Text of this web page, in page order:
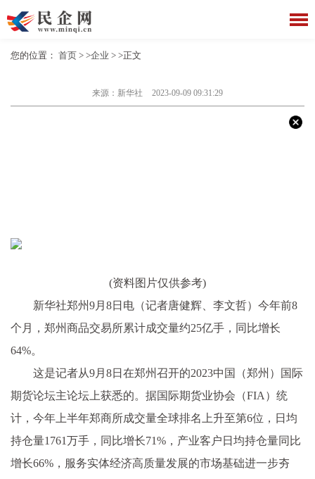
您的位置： 首页 > >企业 > >正文
来源：新华社 2023-09-09 09:31:29
(资料图片仅供参考)
新华社郑州9月8日电（记者唐健辉、李文哲）今年前8
个月，郑州商品交易所累计成交量约25亿手，同比增长
64%。
这是记者从9月8日在郑州召开的2023中国（郑州）国际
期货论坛主论坛上获悉的。据国际期货业协会（FIA）统
计，今年上半年郑商所成交量全球排名上升至第6位，日均
持仓量1761万手，同比增长71%，产业客户日均持仓量同比
增长66%，服务实体经济高质量发展的市场基础进一步夯